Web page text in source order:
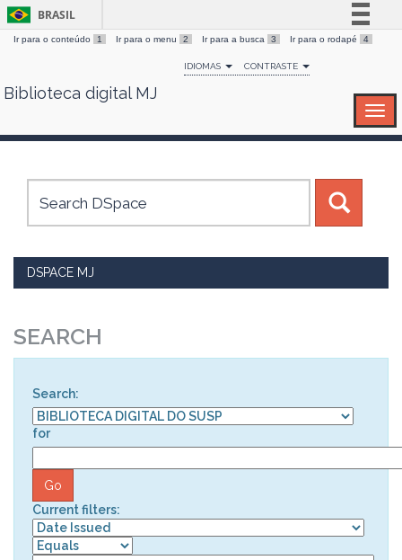
Skip
BRASIL
Simplifique!
Comunica BR
Canais
Ir para o conteúdo 1 Ir para o menu 2 Ir para a busca 3 Ir para o rodapé 4
IDIOMAS CONTRASTE
Biblioteca digital MJ
DSPACE MJ
SEARCH
Search:
for
Current filters: